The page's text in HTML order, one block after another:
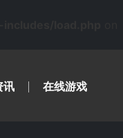
讯 在线游戏